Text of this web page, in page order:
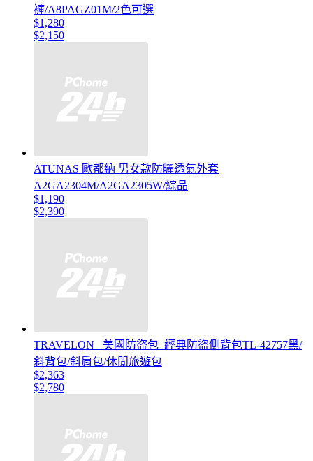
褲/A8PAGZ01M/2色可選
$1,280
$2,150
ATUNAS 歐都納 男女款防曬透氣外套
A2GA2304M/A2GA2305W/綜品
$1,190
$2,390
TRAVELON _美國防盜包_經典防盜側背包TL-42757黑/
斜背包/斜肩包/休閒旅遊包
$2,363
$2,780